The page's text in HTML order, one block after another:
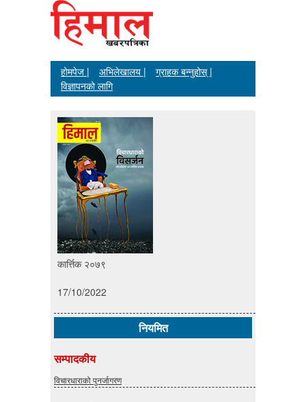
होमपेज | अभिलेखालय |
ग्राहक बन्नुहोस् |
विज्ञापनको लागि
कार्त्तिक २०७९
17/10/2022
नियमित
सम्पादकीय
विचारधाराको पुनर्जागरण